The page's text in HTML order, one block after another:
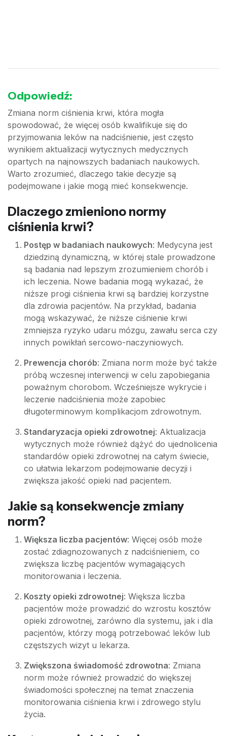
Odpowiedź:
Zmiana norm ciśnienia krwi, która mogła
spowodować, że więcej osób kwalifikuje się do
przyjmowania leków na nadciśnienie, jest często
wynikiem aktualizacji wytycznych medycznych
opartych na najnowszych badaniach naukowych.
Warto zrozumieć, dlaczego takie decyzje są
podejmowane i jakie mogą mieć konsekwencje.
Dlaczego zmieniono normy
ciśnienia krwi?
Postęp w badaniach naukowych: Medycyna jest
dziedziną dynamiczną, w której stale prowadzone
są badania nad lepszym zrozumieniem chorób i
ich leczenia. Nowe badania mogą wykazać, że
niższe progi ciśnienia krwi są bardziej korzystne
dla zdrowia pacjentów. Na przykład, badania
mogą wskazywać, że niższe ciśnienie krwi
zmniejsza ryzyko udaru mózgu, zawału serca czy
innych powikłań sercowo-naczyniowych.
Prewencja chorób: Zmiana norm może być także
próbą wczesnej interwencji w celu zapobiegania
poważnym chorobom. Wcześniejsze wykrycie i
leczenie nadciśnienia może zapobiec
długoterminowym komplikacjom zdrowotnym.
Standaryzacja opieki zdrowotnej: Aktualizacja
wytycznych może również dążyć do ujednolicenia
standardów opieki zdrowotnej na całym świecie,
co ułatwia lekarzom podejmowanie decyzji i
zwiększa jakość opieki nad pacjentem.
Jakie są konsekwencje zmiany
norm?
Większa liczba pacjentów: Więcej osób może
zostać zdiagnozowanych z nadciśnieniem, co
zwiększa liczbę pacjentów wymagających
monitorowania i leczenia.
Koszty opieki zdrowotnej: Większa liczba
pacjentów może prowadzić do wzrostu kosztów
opieki zdrowotnej, zarówno dla systemu, jak i dla
pacjentów, którzy mogą potrzebować leków lub
częstszych wizyt u lekarza.
Zwiększona świadomość zdrowotna: Zmiana
norm może również prowadzić do większej
świadomości społecznej na temat znaczenia
monitorowania ciśnienia krwi i zdrowego stylu
życia.